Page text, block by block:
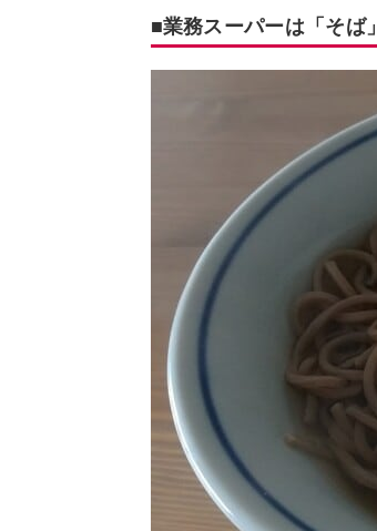
■業務スーパーは「そば